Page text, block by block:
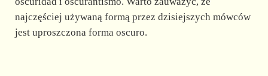
najczęściej używaną formą przez dzisiejszych mówców
jest uproszczona forma oscuro.